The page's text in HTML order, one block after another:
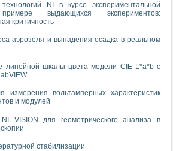
NI в курсе экспериментальной
выдающихся экспериментов:
критичность
аэрозоля и выпадения осадка в реальном
линейной шкалы цвета модели CIE L*a*b с
измерения вольтамперных характеристик
и модулей
VISION для геометрического анализа в
стабилизации